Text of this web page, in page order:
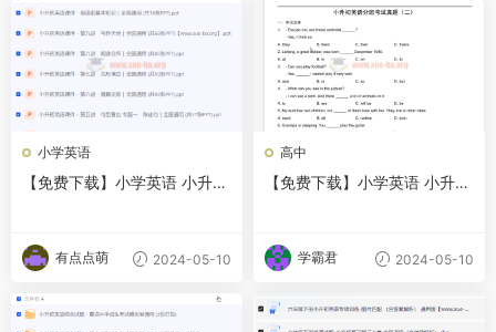
小学英语
【免费下载】小学英语 小升初
有点点萌 2024-05-10
高中
【免费下载】小学英语 小升初
学霸君 2024-05-10